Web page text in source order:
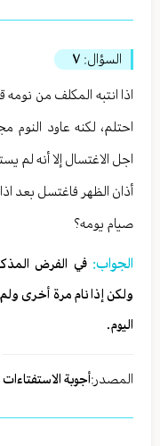
السؤال: ٧
اذا انتبه المكلف من
احتلم، لكنه عاود النوم
اجل الاغتسال إلا أنه لم
أذان الظهر فاغتسل بعد
صيام يومه؟
الجواب:في الفرض
ولکن إذا نام مرة أخری
اليوم.
المصدر:أجوبة الاستفتاءات